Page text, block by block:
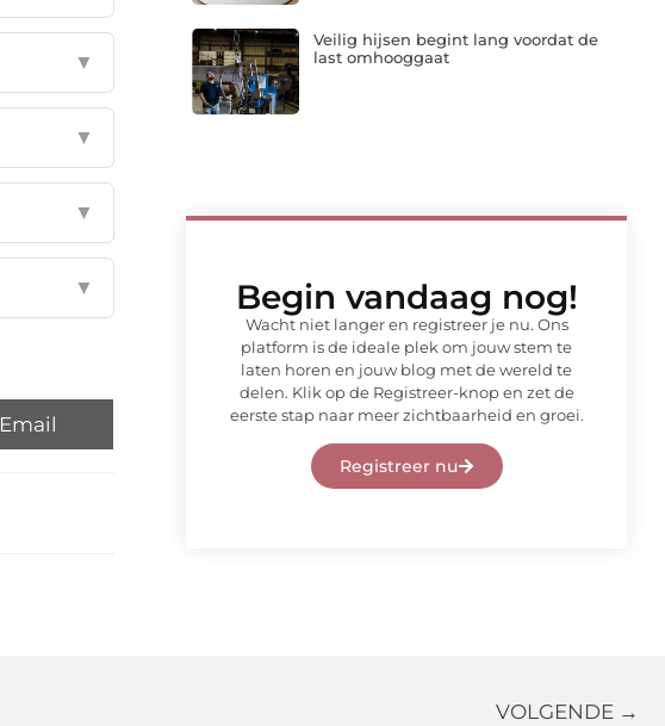
▼
▼
▼
▼
Email
Veilig hijsen begint lang voordat de
last omhooggaat
Begin vandaag nog!
Wacht niet langer en registreer je nu. Ons
platform is de ideale plek om jouw stem te
laten horen en jouw blog met de wereld te
delen. Klik op de Registreer-knop en zet de
eerste stap naar meer zichtbaarheid en groei.
Registreer nu
VOLGENDE →